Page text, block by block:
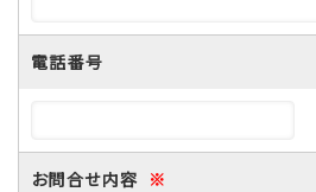
電話番号
お問合せ内容 ※